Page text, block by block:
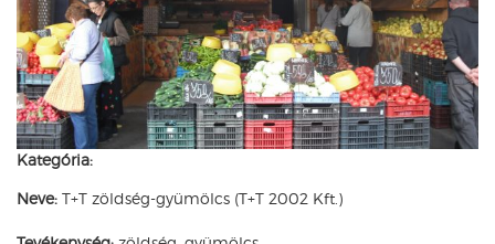
Kategória:
Neve: T+T zöldség-gyümölcs (T+T 2002 Kft.)